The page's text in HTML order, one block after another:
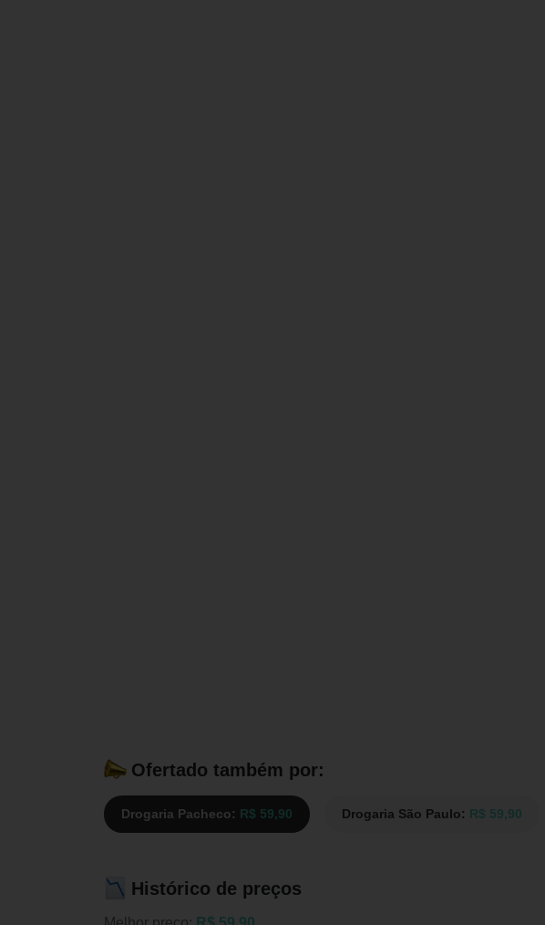
Ofertado também por:
Drogaria Pacheco: R$ 59,90 Drogaria São Paulo: R$ 59,90
Histórico de preços